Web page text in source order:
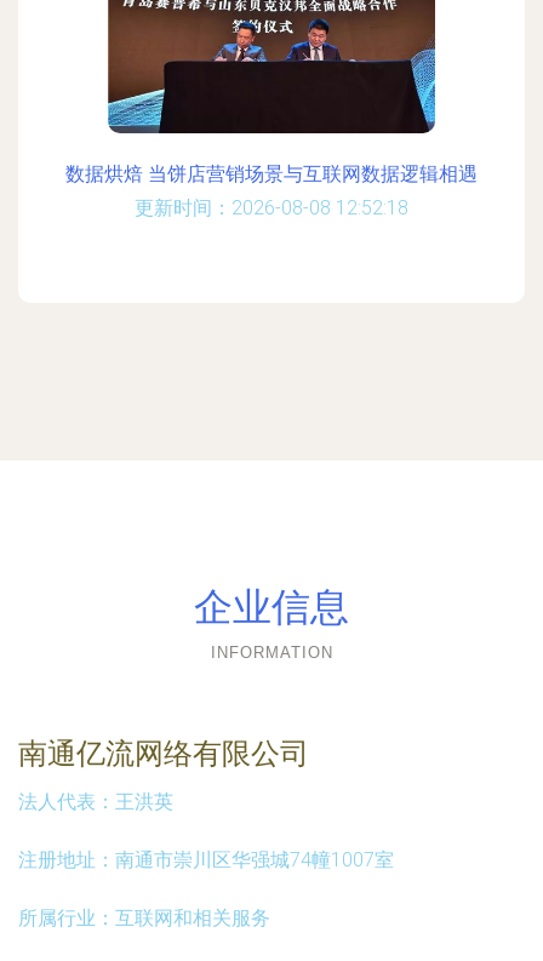
数据烘焙 当饼店营销场景与互联网数据逻辑相遇
更新时间：2026-08-08 12:52:18
企业信息
INFORMATION
南通亿流网络有限公司
法人代表： 王洪英
注册地址： 南通市崇川区华强城74幢1007室
所属行业： 互联网和相关服务